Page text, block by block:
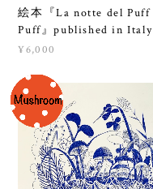
絵本『La notte del Puff
Puff』published in Italy
¥6,000